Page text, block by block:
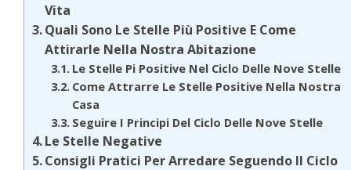
Vita
Quali Sono Le Stelle Più Positive E Come
Attirarle Nella Nostra Abitazione
Le Stelle Pi Positive Nel Ciclo Delle Nove Stelle
Come Attrarre Le Stelle Positive Nella Nostra
Casa
Seguire I Principi Del Ciclo Delle Nove Stelle
Le Stelle Negative
Consigli Pratici Per Arredare Seguendo Il Ciclo